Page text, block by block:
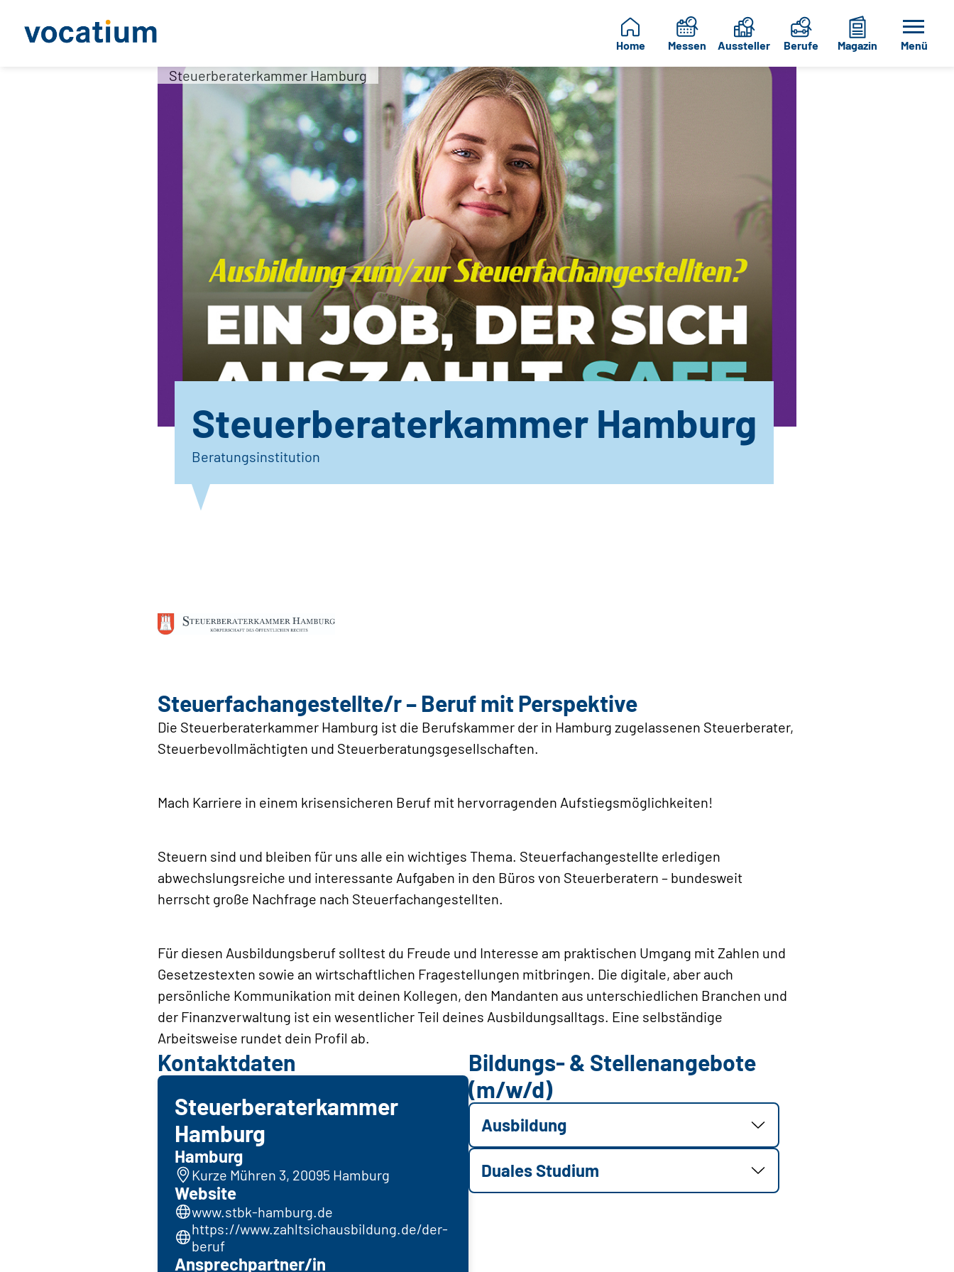
Home Messen Aussteller Berufe Magazin Menü
Steuerberaterkammer Hamburg
Steuerberaterkammer Hamburg
Beratungsinstitution
Steuerfachangestellte/r – Beruf mit Perspektive
Die Steuerberaterkammer Hamburg ist die Berufskammer der in Hamburg zugelassenen Steuerberater,
Steuerbevollmächtigten und Steuerberatungsgesellschaften.
Mach Karriere in einem krisensicheren Beruf mit hervorragenden Aufstiegsmöglichkeiten!
Steuern sind und bleiben für uns alle ein wichtiges Thema. Steuerfachangestellte erledigen
abwechslungsreiche und interessante Aufgaben in den Büros von Steuerberatern – bundesweit
herrscht große Nachfrage nach Steuerfachangestellten.
Für diesen Ausbildungsberuf solltest du Freude und Interesse am praktischen Umgang mit Zahlen und
Gesetzestexten sowie an wirtschaftlichen Fragestellungen mitbringen. Die digitale, aber auch
persönliche Kommunikation mit deinen Kollegen, den Mandanten aus unterschiedlichen Branchen und
der Finanzverwaltung ist ein wesentlicher Teil deines Ausbildungsalltags. Eine selbständige
Arbeitsweise rundet dein Profil ab.
Kontaktdaten
Steuerberaterkammer
Hamburg
Hamburg
Kurze Mühren 3, 20095 Hamburg
Website
www.stbk-hamburg.de
https://www.zahltsichausbildung.de/der-
beruf
Ansprechpartner/in
Bildungs- & Stellenangebote
(m/w/d)
Ausbildung
Duales Studium